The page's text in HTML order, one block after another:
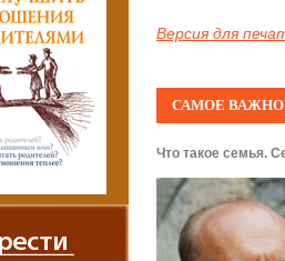
Версия для
САМОЕ
Что такое семья.